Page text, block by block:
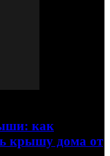
как
крышу дома от